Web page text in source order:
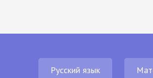
Русский язык